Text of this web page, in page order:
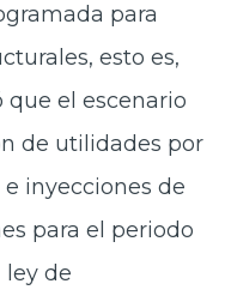
para
esto es,
el escenario
de utilidades por
e inyecciones de
para el periodo
de